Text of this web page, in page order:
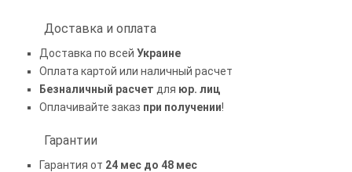
Доставка и оплата
Доставка по всей Украине
Оплата картой или наличный расчет
Безналичный расчет для юр. лиц
Оплачивайте заказ при получении!
Гарантии
Гарантия от 24 мес до 48 мес